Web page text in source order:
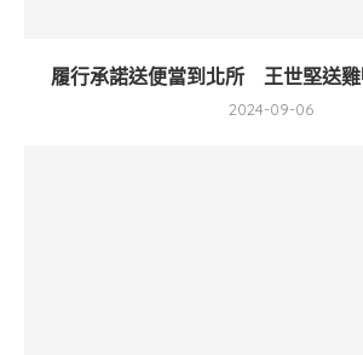
履行承諾送便當到北所 王世堅送雞
2024-09-06